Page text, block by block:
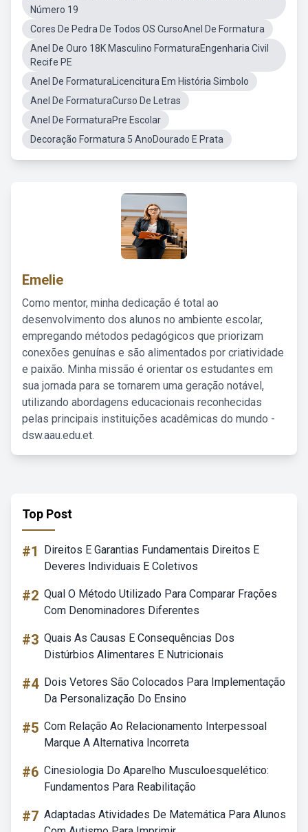
Número 19
Cores De Pedra De Todos OS CursoAnel De Formatura
Anel De Ouro 18K Masculino FormaturaEngenharia Civil
Recife PE
Anel De FormaturaLicencitura Em História Simbolo
Anel De FormaturaCurso De Letras
Anel De FormaturaPre Escolar
Decoração Formatura 5 AnoDourado E Prata
Emelie
Como mentor, minha dedicação é total ao
desenvolvimento dos alunos no ambiente escolar,
empregando métodos pedagógicos que priorizam
conexões genuínas e são alimentados por criatividade
e paixão. Minha missão é orientar os estudantes em
sua jornada para se tornarem uma geração notável,
utilizando abordagens educacionais reconhecidas
pelas principais instituições acadêmicas do mundo -
dsw.aau.edu.et.
Top Post
#1
Direitos E Garantias Fundamentais Direitos E
Deveres Individuais E Coletivos
#2 Qual O Método Utilizado Para Comparar Frações
Com Denominadores Diferentes
#3 Quais As Causas E Consequências Dos
Distúrbios Alimentares E Nutricionais
#4 Dois Vetores São Colocados Para Implementação
Da Personalização Do Ensino
#5 Com Relação Ao Relacionamento Interpessoal
Marque A Alternativa Incorreta
#6 Cinesiologia Do Aparelho Musculoesquelético:
Fundamentos Para Reabilitação
#7 Adaptadas Atividades De Matemática Para Alunos